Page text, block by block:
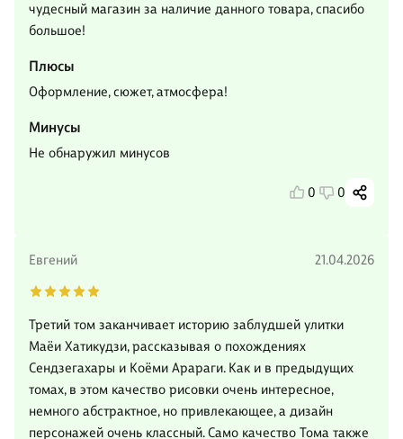
чудесный магазин за наличие данного товара, спасибо
большое!
Плюсы
Оформление, сюжет, атмосфера!
Минусы
Не обнаружил минусов
0 0
Евгений 21.04.2026
Третий том заканчивает историю заблудшей улитки
Маёи Хатикудзи, рассказывая о похождениях
Сендзегахары и Коёми Арараги. Как и в предыдущих
томах, в этом качество рисовки очень интересное,
немного абстрактное, но привлекающее, а дизайн
персонажей очень классный. Само качество Тома также